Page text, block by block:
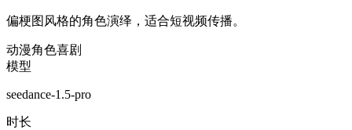
偏梗图风格的角色演绎，适合短视频传播。
动漫角色喜剧
模型
seedance-1.5-pro
时长